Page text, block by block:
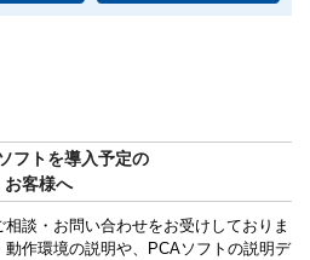
フトを導入予定の
お客様へ
談・お問い合わせをお受けしておりま
作環境の説明や、PCAソフトの説明デ